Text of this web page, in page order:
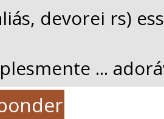
devorei rs)
...